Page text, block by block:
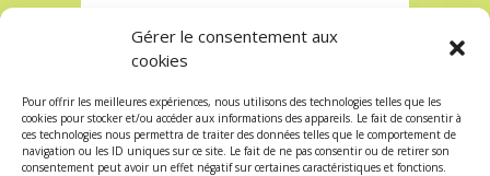
Gérer le consentement aux
cookies
Pour offrir les meilleures expériences, nous utilisons des technologies telles que les
cookies pour stocker et/ou accéder aux informations des appareils. Le fait de consentir à
ces technologies nous permettra de traiter des données telles que le comportement de
navigation ou les ID uniques sur ce site. Le fait de ne pas consentir ou de retirer son
consentement peut avoir un effet négatif sur certaines caractéristiques et fonctions.
lorcana
protègeprécommandesetsleeve
terre trois unlockursula étincelant